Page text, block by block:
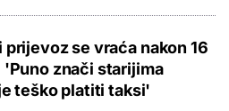
prijevoz se vraća nakon 16
'Puno znači starijima
teško platiti taksi'